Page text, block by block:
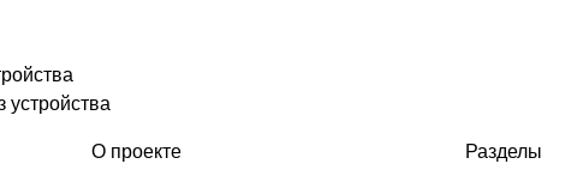
О проекте Разделы